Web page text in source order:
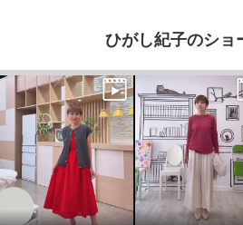
ひがし紀子のショ